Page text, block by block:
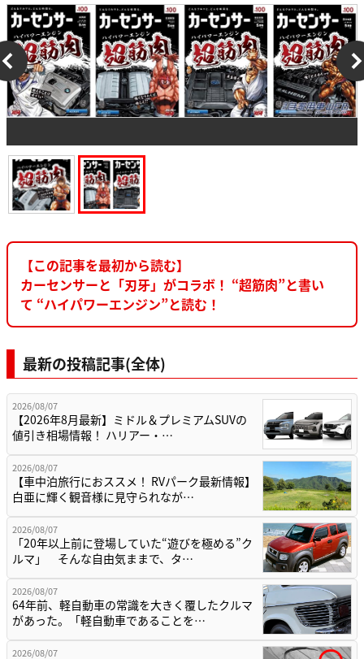
【この記事を最初から読む】
カーセンサーと「刃牙」がコラボ！ “超筋肉”と書い
て “ハイパワーエンジン”と読む！
最新の投稿記事(全体)
2026/08/07
【2026年8月最新】ミドル＆プレミアムSUVの
値引き相場情報！ ハリアー・…
2026/08/07
【車中泊旅行におススメ！ RVパーク最新情報】
白亜に輝く観音様に見守られなが…
2026/08/07
「20年以上前に登場していた“遊びを極める”ク
ルマ」 そんな自由気ままで、タ…
2026/08/07
64年前、軽自動車の常識を大きく覆したクルマ
があった。「軽自動車であることを…
2026/08/07